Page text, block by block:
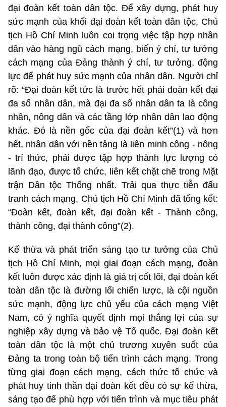
đại đoàn kết toàn dân tộc. Để xây dựng, phát huy
sức mạnh của khối đại đoàn kết toàn dân tộc, Chủ
tịch Hồ Chí Minh luôn coi trọng việc tập hợp nhân
dân vào hàng ngũ cách mạng, biến ý chí, tư tưởng
cách mạng của Đảng thành ý chí, tư tưởng, động
lực để phát huy sức mạnh của nhân dân. Người chỉ
rõ: “Đại đoàn kết tức là trước hết phải đoàn kết đại
đa số nhân dân, mà đại đa số nhân dân ta là công
nhân, nông dân và các tầng lớp nhân dân lao động
khác. Đó là nền gốc của đại đoàn kết”(1) và hơn
hết, nhân dân với nền tảng là liên minh công - nông
- trí thức, phải được tập hợp thành lực lượng có
lãnh đạo, được tổ chức, liên kết chặt chẽ trong Mặt
trận Dân tộc Thống nhất. Trải qua thực tiễn đấu
tranh cách mạng, Chủ tịch Hồ Chí Minh đã tổng kết:
“Đoàn kết, đoàn kết, đại đoàn kết - Thành công,
thành công, đại thành công”(2).
Kế thừa và phát triển sáng tạo tư tưởng của Chủ
tịch Hồ Chí Minh, mọi giai đoạn cách mạng, đoàn
kết luôn được xác định là giá trị cốt lõi, đại đoàn kết
toàn dân tộc là đường lối chiến lược, là cội nguồn
sức mạnh, động lực chủ yếu của cách mạng Việt
Nam, có ý nghĩa quyết định mọi thắng lợi của sự
nghiệp xây dựng và bảo vệ Tổ quốc. Đại đoàn kết
toàn dân tộc là một chủ trương xuyên suốt của
Đảng ta trong toàn bộ tiến trình cách mạng. Trong
từng giai đoạn cách mạng, cách thức tổ chức và
phát huy tinh thần đại đoàn kết đều có sự kế thừa,
sáng tạo để phù hợp với tiến trình và mục tiêu phát